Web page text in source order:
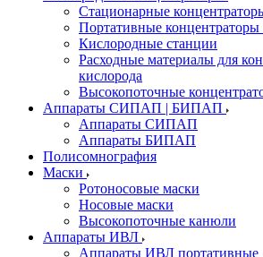
Стационарные
Портативные концентраторы
Кислородные станции
Расходные материалы для
кислорода
Высокопоточные
Аппараты СИПАП | БИПАП
Аппараты СИПАП
Аппараты БИПАП
Полисомнография
Маски
Ротоносовые маски
Носовые маски
Высокопоточные канюли
Аппараты ИВЛ
Аппараты ИВЛ портативные